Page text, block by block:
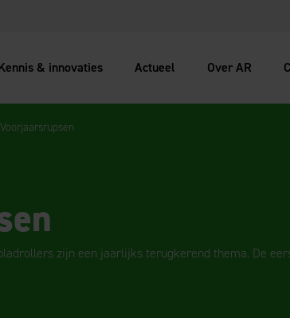
& innovaties Actueel Over AR
Voorjaarsrupsen
zijn een jaarlijks terugkerend thema. De